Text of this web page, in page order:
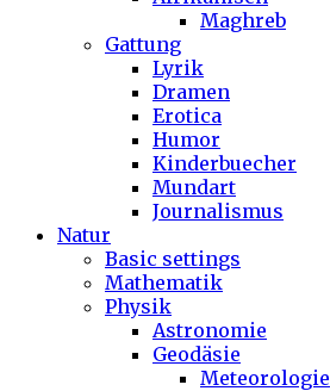
Maghreb
Gattung
Lyrik
Dramen
Erotica
Humor
Kinderbuecher
Mundart
Journalismus
Natur
Basic settings
Mathematik
Physik
Astronomie
Geodäsie
Meteorologie